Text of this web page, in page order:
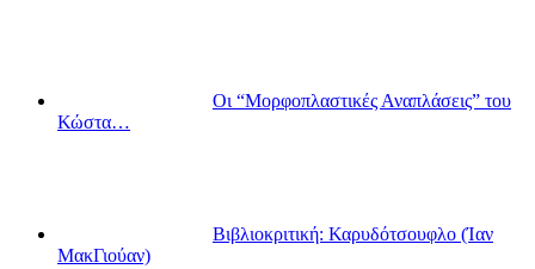
Οι “Μορφοπλαστικές Αναπλάσεις” του
Κώστα…
Βιβλιοκριτική: Καρυδότσουφλο (Ίαν
ΜακΓιούαν)